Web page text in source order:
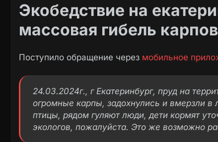
Экобедствие на
массовая гибель
Поступило обращение через мобильное
24.03.2024г., г Екатеринбург, пруд на
огромные карпы, задохнулись и вмерзли
птицы, рядом гуляют люди, дети кормят
экологов, пожалуйста. Это же возможно